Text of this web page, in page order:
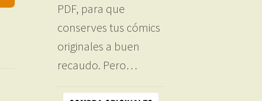
PDF, para que
conserves tus cómics
originales a buen
recaudo. Pero…